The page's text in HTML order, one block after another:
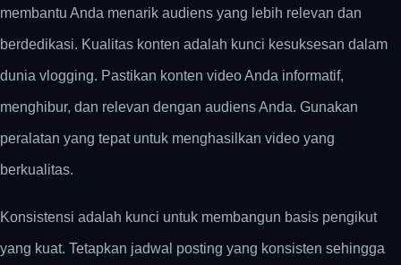
membantu Anda menarik audiens yang lebih relevan dan
berdedikasi. Kualitas konten adalah kunci kesuksesan dalam
dunia vlogging. Pastikan konten video Anda informatif,
menghibur, dan relevan dengan audiens Anda. Gunakan
peralatan yang tepat untuk menghasilkan video yang
berkualitas.
Konsistensi adalah kunci untuk membangun basis pengikut
yang kuat. Tetapkan jadwal posting yang konsisten sehingga